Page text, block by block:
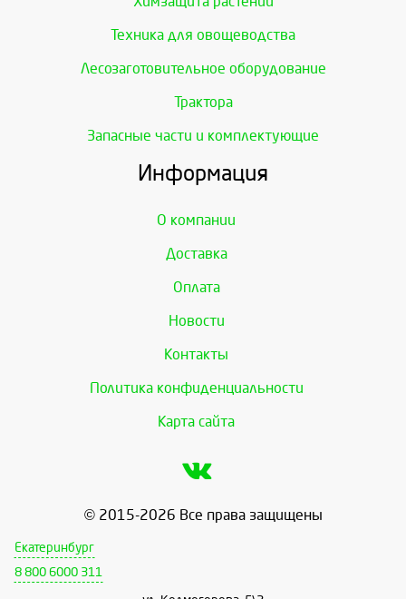
Техника для овощеводства
Лесозаготовительное оборудование
Трактора
Запасные части и комплектующие
Информация
О компании
Доставка
Оплата
Новости
Контакты
Политика конфиденциальности
Карта сайта
© 2015-2026 Все права защищены
Екатеринбург
8 800 6000 311